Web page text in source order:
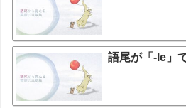
語尾が「-le」